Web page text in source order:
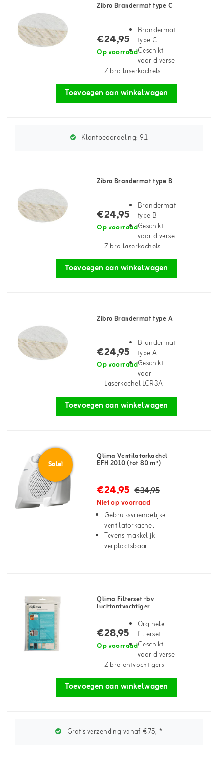
Zibro Brandermat type C
€24,95
Op voorraad
Brandermat
type C
Geschikt
voor diverse
Zibro laserkachels
Toevoegen aan winkelwagen
Klantbeoordeling:9.1
Zibro Brandermat type B
€24,95
Op voorraad
Brandermat
type B
Geschikt
voor diverse
Zibro laserkachels
Toevoegen aan winkelwagen
Zibro Brandermat type A
€24,95
Op voorraad
Brandermat
type A
Geschikt
voor
Laserkachel LCR3A
Toevoegen aan winkelwagen
Sale!
Qlima Ventilatorkachel
EFH 2010 (tot 80 m³)
€24,95 €34,95
Niet op voorraad
Gebruiksvriendelijke
ventilatorkachel
Tevens makkelijk
verplaatsbaar
Qlima Filterset tbv
luchtontvochtiger
€28,95
Op voorraad
Orginele
filterset
Geschikt
voor diverse
Zibro ontvochtigers
Toevoegen aan winkelwagen
Gratis verzending vanaf €75,-*